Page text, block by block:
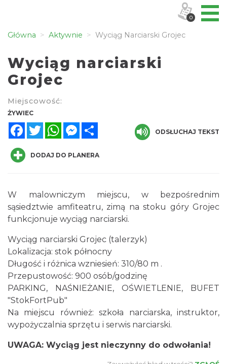
Główna Aktywnie Wyciąg Narciarski Grojec
Wyciąg narciarski
Grojec
Miejscowość:
ŻYWIEC
FacebookTwitterWhatsAppMessenger
ODSŁUCHAJ TEKST
DODAJ DO PLANERA
W malowniczym miejscu, w bezpośrednim
sąsiedztwie amfiteatru, zimą na stoku góry Grojec
funkcjonuje wyciąg narciarski.
Wyciąg narciarski Grojec (talerzyk)
Lokalizacja: stok północny
Długość i różnica wzniesień: 310/80 m .
Przepustowość: 900 osób/godzinę
PARKING, NAŚNIEŻANIE, OŚWIETLENIE, BUFET
"StokFortPub"
Na miejscu również: szkoła narciarska, instruktor,
wypożyczalnia sprzętu i serwis narciarski.
UWAGA: Wyciąg jest nieczynny do odwołania!
0